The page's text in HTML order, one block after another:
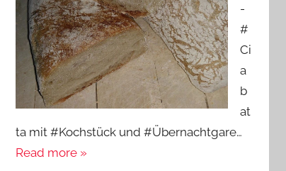
-
#
Ci
a
b
at
ta mit #Kochstück und #Übernachtgare…
Read more »